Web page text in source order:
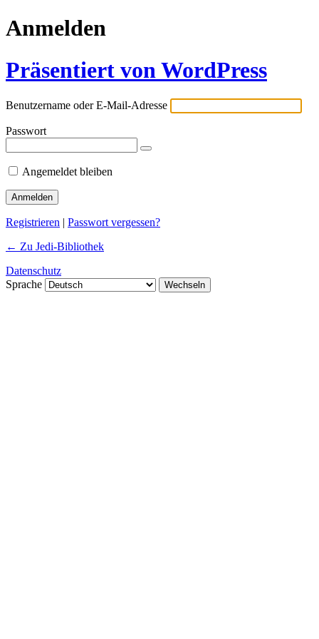
Anmelden
Präsentiert von WordPress
Benutzername oder E-Mail-Adresse
Passwort
Angemeldet bleiben
Registrieren | Passwort vergessen?
← Zu Jedi-Bibliothek
Datenschutz
Sprache